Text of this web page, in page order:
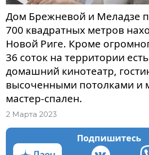
Дом Брежневой и Меладзе
700 квадратных метров
Новой Риге. Кроме
36 соток на территории
домашний кинотеатр,
высоченными потолками и
мастер-спален.
2 Марта 2023
Подпишитесь